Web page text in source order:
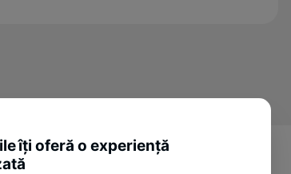
îți oferă o experiență